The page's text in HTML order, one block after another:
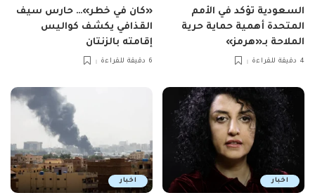
السعودية تؤكد في الأمم
المتحدة أهمية حماية حرية
الملاحة بـ«هرمز»
4 دقيقة للقراءة
«كان في خطر»… حارس سيف
القذافي يكشف كواليس
إقامته بالزنتان
6 دقيقة للقراءة
اخبار اخبار